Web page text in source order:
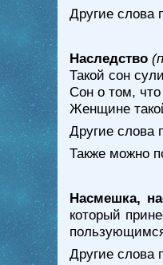
Другие слова
Наследство
Такой сон
Сон о том,
Женщине
Другие слова
Также можно
Насмешка,
который
Другие слова